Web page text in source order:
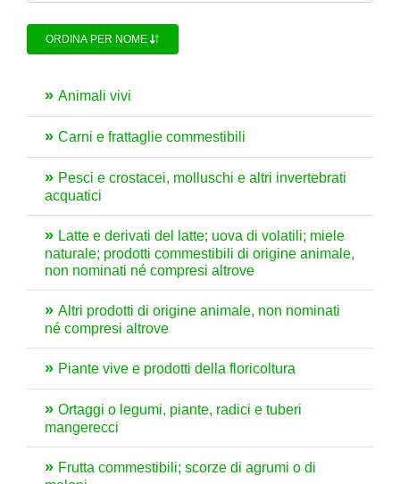
ORDINA PER NOME
Animali vivi
Carni e frattaglie commestibili
Pesci e crostacei, molluschi e altri invertebrati
acquatici
Latte e derivati del latte; uova di volatili; miele
naturale; prodotti commestibili di origine animale,
non nominati né compresi altrove
Altri prodotti di origine animale, non nominati
né compresi altrove
Piante vive e prodotti della floricoltura
Ortaggi o legumi, piante, radici e tuberi
mangerecci
Frutta commestibili; scorze di agrumi o di